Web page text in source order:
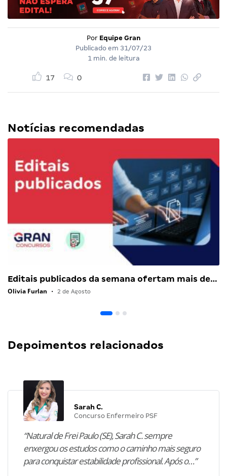
Por Equipe Gran
Publicado em 31/07/23
1 min. de leitura
17 0
Notícias recomendadas
Editais publicados da semana ofertam mais de…
Olivia Furlan • 2 de Agosto
Depoimentos relacionados
Sarah C.
Concurso Enfermeiro PSF
“Natural de Frei Paulo (SE), Sarah C. sempre
enxergou os estudos como o caminho mais seguro
para conquistar estabilidade profissional. Após o…”